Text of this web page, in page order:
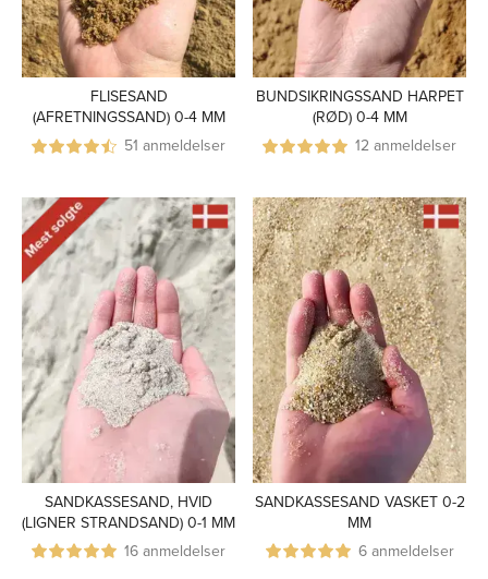
FLISESAND
(AFRETNINGSSAND) 0-4 MM
51 anmeldelser
BUNDSIKRINGSSAND HARPET
(RØD) 0-4 MM
12 anmeldelser
SANDKASSESAND, HVID
(LIGNER STRANDSAND) 0-1 MM
16 anmeldelser
SANDKASSESAND VASKET 0-2
MM
6 anmeldelser